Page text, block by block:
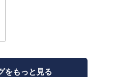
をもっと見る